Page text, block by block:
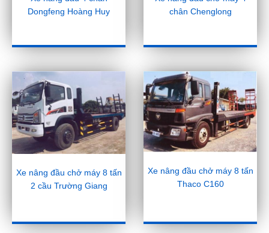
Dongfeng Hoàng Huy
chân Chenglong
Xe nâng đầu chở máy 8 tấn
2 cầu Trường Giang
Xe nâng đầu chở máy 8 tấn
Thaco C160